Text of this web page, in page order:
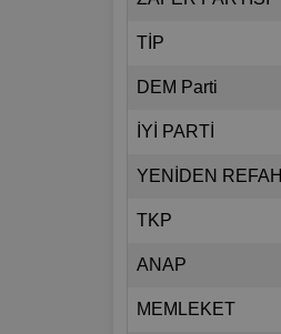
TİP
DEM Parti
İYİ PARTİ
YENİDEN REFAH
TKP
ANAP
MEMLEKET